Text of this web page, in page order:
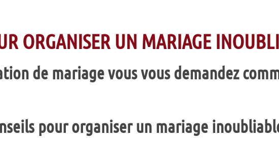
ORGANISER UN MARIAGE
de mariage vous vous demandez
pour organiser un mariage